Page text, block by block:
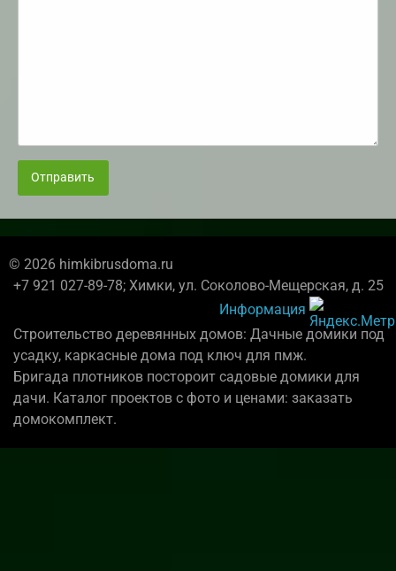
Отправить
© 2026 himkibrusdoma.ru
+7 921 027-89-78; Химки, ул. Соколово-Мещерская, д. 25
Информация
Строительство деревянных домов: Дачные домики под
усадку, каркасные дома под ключ для пмж.
Бригада плотников постороит садовые домики для
дачи. Каталог проектов с фото и ценами: заказать
домокомплект.